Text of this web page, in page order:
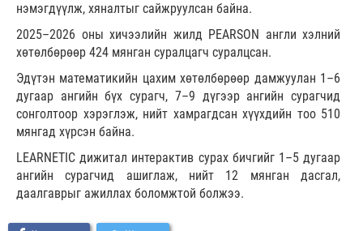
нэмэгдүүлж, хяналтыг сайжруулсан байна.
2025–2026 оны хичээлийн жилд PEARSON англи хэлний
хөтөлбөрөөр 424 мянган суралцагч суралцсан.
Эдүтэн математикийн цахим хөтөлбөрөөр дамжуулан 1–6
дугаар ангийн бүх сурагч, 7–9 дүгээр ангийн сурагчид
сонголтоор хэрэглэж, нийт хамрагдсан хүүхдийн тоо 510
мянгад хүрсэн байна.
LEARNETIC дижитал интерактив сурах бичгийг 1–5 дугаар
ангийн сурагчид ашиглаж, нийт 12 мянган дасгал,
даалгаврыг ажиллах боломжтой болжээ.